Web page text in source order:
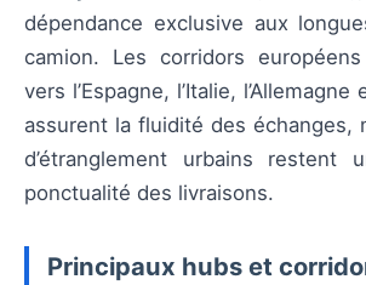
dépendance exclusive aux
camion. Les corridors
vers l’Espagne, l’Italie,
assurent la fluidité des échanges,
d’étranglement urbains
ponctualité des livraisons.
Principaux hubs et